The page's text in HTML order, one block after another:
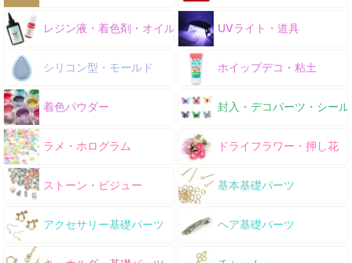
レジン液・着色剤・オイル UVライト・道具
シリコン型・モールド ホイップデコ・粘土
着色パウダー 封入・デコパーツ・シール
ラメ・ホログラム ドライフラワー・押し花
ストーン・ビジュー 基本基礎パーツ
アクセサリー基礎パーツ ヘア基礎パーツ